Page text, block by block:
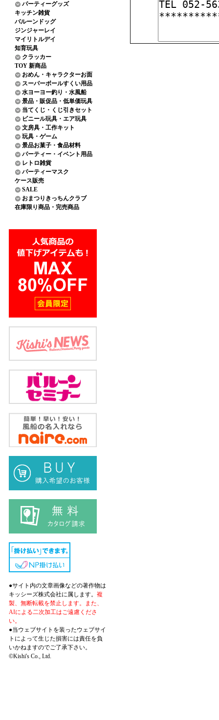
パーティーグッズ
キッチン雑貨
バルーンドッグ
ジンジャーレイ
マイリトルデイ
知育玩具
クラッカー
TOY 新商品
おめん・キャラクターお面
スーパーボールすくい用品
水ヨーヨー釣り・水風船
景品・販促品・低単価玩具
当てくじ・くじ引きセット
ビニール玩具・エア玩具
文房具・工作キット
玩具・ゲーム
景品お菓子・食品材料
パーティー・イベント用品
レトロ雑貨
パーティーマスク
ケース販売
SALE
おまつりきっちんクラブ
在庫限り商品・完売商品
●サイト内の文章画像などの著作物は
キッシーズ株式会社に属します。 複
製、無断転載を禁止します。また、
AIによる二次加工はご遠慮くださ
い。
●当ウェブサイトを装ったウェブサイ
トによって生じた損害には責任を負
いかねますのでご了承下さい。
©Kishi's Co., Ltd.